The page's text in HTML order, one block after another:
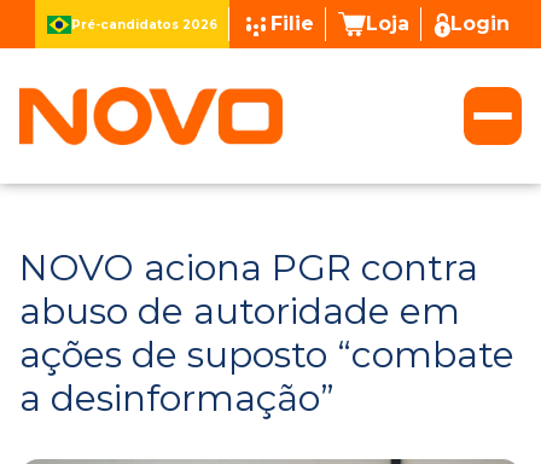
Pré-candidatos 2026 Filie Loja Login
NOVO aciona PGR contra
abuso de autoridade em
ações de suposto “combate
a desinformação”